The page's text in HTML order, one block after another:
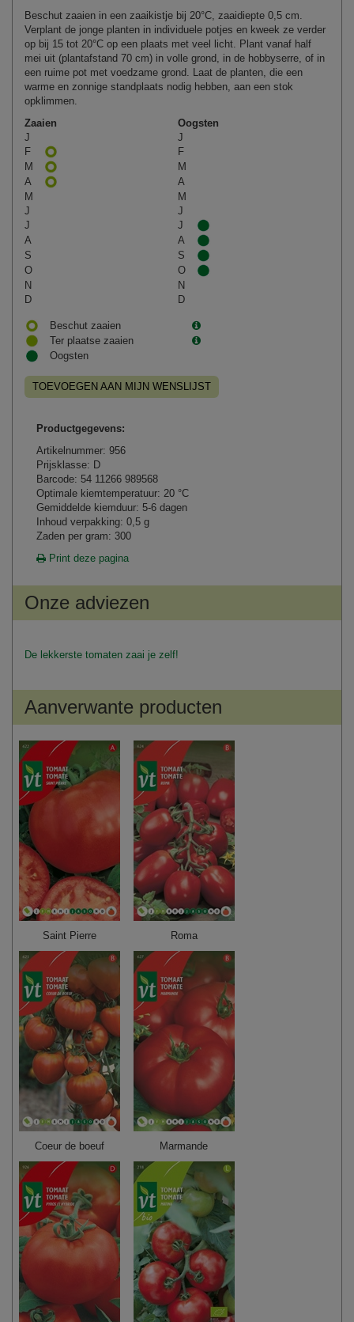
Beschut zaaien in een zaaikistje bij 20°C, zaaidiepte 0,5 cm.
Verplant de jonge planten in individuele potjes en kweek ze verder
op bij 15 tot 20°C op een plaats met veel licht. Plant vanaf half
mei uit (plantafstand 70 cm) in volle grond, in de hobbyserre, of in
een ruime pot met voedzame grond. Laat de planten, die een
warme en zonnige standplaats nodig hebben, aan een stok
opklimmen.
Zaaien
Oogsten
J
J
F
F
M
M
A
A
M
M
J
J
J
J
A
A
S
S
O
O
N
N
D
D
Beschut zaaien
Ter plaatse zaaien
Oogsten
TOEVOEGEN AAN MIJN WENSLIJST
Productgegevens:
Artikelnummer: 956
Prijsklasse: D
Barcode: 54 11266 989568
Optimale kiemtemperatuur: 20 °C
Gemiddelde kiemduur: 5-6 dagen
Inhoud verpakking: 0,5 g
Zaden per gram: 300
Print deze pagina
Onze adviezen
De lekkerste tomaten zaai je zelf!
Aanverwante producten
Saint Pierre Roma
Coeur de boeuf Marmande